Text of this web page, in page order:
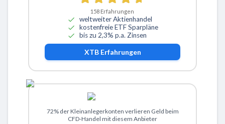
158 Erfahrungen
weltweiter Aktienhandel
kostenfreie ETF Sparpläne
bis zu 2,3% p.a. Zinsen
XTBErfahrungen
Zu ActivTrades
72% der Kleinanlegerkonten verlieren Geld beim
CFD-Handel mit diesem Anbieter